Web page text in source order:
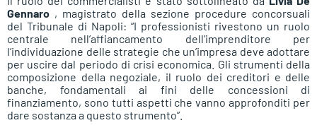
Gennaro , magistrato della sezione procedure concorsuali
del Tribunale di Napoli: “I professionisti rivestono un ruolo
centrale nell’affiancamento dell’imprenditore per
l’individuazione delle strategie che un’impresa deve adottare
per uscire dal periodo di crisi economica. Gli strumenti della
composizione della negoziale, il ruolo dei creditori e delle
banche, fondamentali ai fini delle concessioni di
finanziamento, sono tutti aspetti che vanno approfonditi per
dare sostanza a questo strumento”.